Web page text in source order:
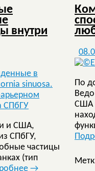
внутри
и США,
СПбГУ,
частицы
(тип
→
По
США